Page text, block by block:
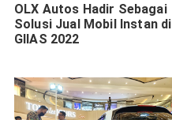
OLX Autos Hadir Sebagai
Solusi Jual Mobil Instan di
GIIAS 2022